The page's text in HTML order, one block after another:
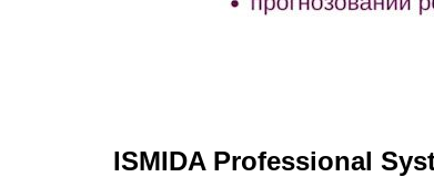
ISMIDA Professional